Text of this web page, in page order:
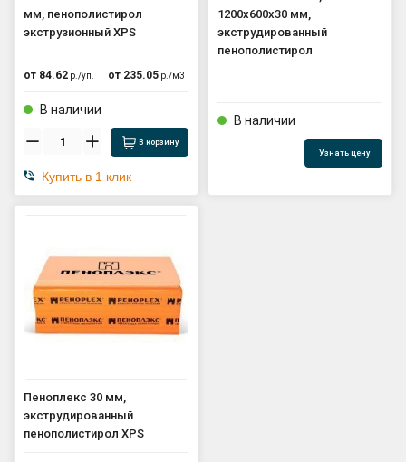
мм, пенополистирол
экструзионный XPS
от 84.62 р./уп. от 235.05 р./м3
В наличии
В корзину
Купить в 1 клик
1200х600х30 мм,
экструдированный
пенополистирол
В наличии
Узнать цену
Пеноплекс 30 мм,
экструдированный
пенополистирол XPS